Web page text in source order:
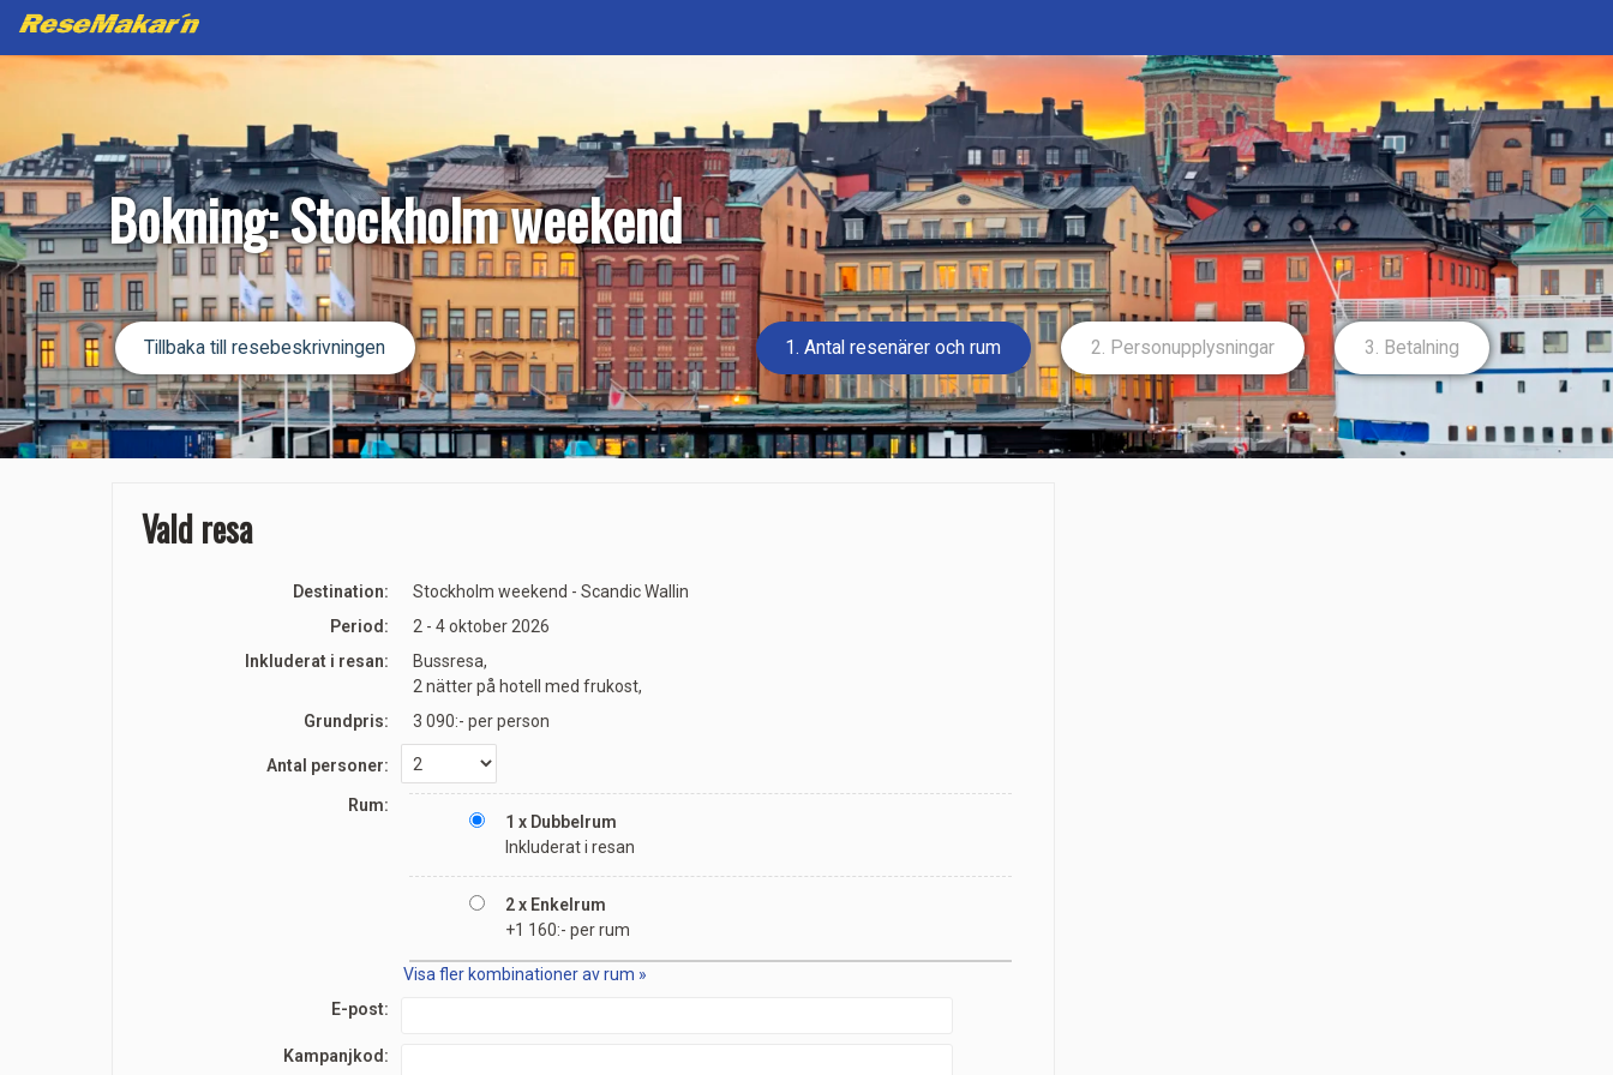
Bokning: Stockholm weekend
Tillbaka till resebeskrivningen 1. Antal resenärer och rum 2. Person­upplysningar 3. Betalning
Vald resa
Destination:
Stockholm weekend - Scandic Wallin
Period:
2 - 4 oktober 2026
Inkluderat i resan:
Bussresa,
2 nätter på hotell med frukost,
Grundpris:
3 090:- per person
Antal personer:
Rum:
1 x Dubbelrum
Inkluderat i resan
2 x Enkelrum
+1 160:- per rum
Visa fler kombinationer av rum »
E-post:
Kampanjkod: